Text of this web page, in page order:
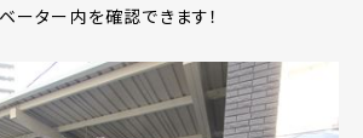
ーター内を確認できます！